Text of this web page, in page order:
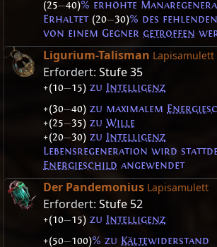
(25—40)% erhöhte
Erhaltet (20—30)% des
von einem Gegner getroffen
Ligurium-Talisman Lapisamulett
Erfordert: Stufe 35
+(10—15) zu Intelligenz
+(30—40) zu maximalem
+(25—35) zu Wille
+(20—30) zu Intelligenz
Lebensregeneration wird
Energieschild angewendet
Der Pandemonius Lapisamulett
Erfordert: Stufe 52
+(10—15) zu Intelligenz
+(50—100)% zu Kältewiderstand